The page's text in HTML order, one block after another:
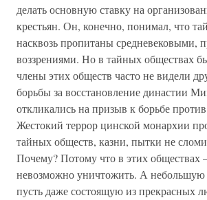
делать основную ставку на
крестьян. Он, конечно, понимал, что
насквозь пропитаны средневековыми,
воззрениями. Но в тайных обществах
члены этих обществ часто не видели
борьбы за восстановление династии
откликались на призыв к борьбе
Жестокий террор цинской монархии
тайных обществ, казни, пытки не
Почему? Потому что в этих
невозможно уничтожить. А небольшую
пусть даже состоящую из прекрасных